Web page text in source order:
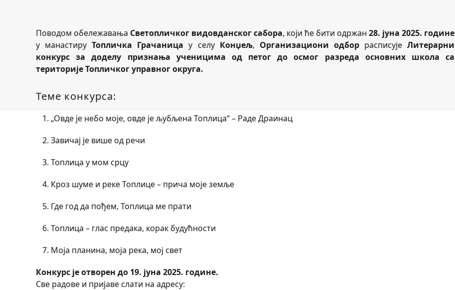
Поводом обележавања Светопличког видовданског сабора, који ће бити одржан 28. јуна 2025. године
у манастируТопличка Грачаница у селу Конџељ, Организациони одборрасписујеЛитерарни
конкурс за доделу признања ученицима од петог до осмог разреда основних школа са
територије Топличког управног округа.
Теме конкурса:
„Овде је небо моје, овде је љубљена Топлица“ – Раде Драинац
Завичај је више од речи
Топлица у мом срцу
Кроз шуме и реке Топлице – прича моје земље
Где год да пођем, Топлица ме прати
Топлица – глас предака, корак будућности
Моја планина, моја река, мој свет
Конкурс је отворен до 19. јуна 2025. године.
Све радове и пријаве слати на адресу: